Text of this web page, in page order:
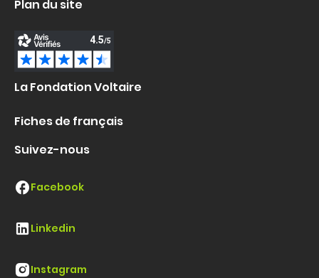
Plan du site
La Fondation Voltaire
Fiches de français
Suivez-nous
Facebook
Linkedin
Instagram